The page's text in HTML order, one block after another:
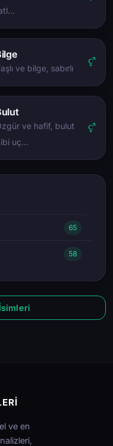
ve bilge, sabırlı
ve hafif, bulut
uç…
65
58
ve en